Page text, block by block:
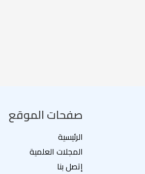
صفحات الموقع
الرئيسية
المجلات العلمية
إتصل بنا